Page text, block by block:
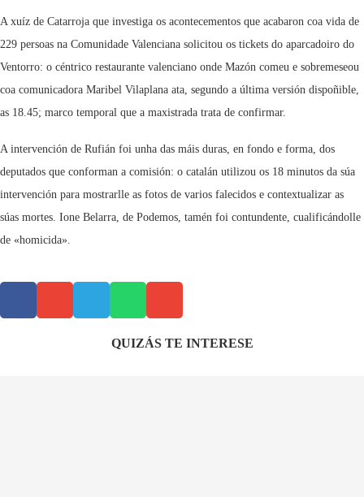
A xuíz de Catarroja que investiga os acontecementos que acabaron coa vida de
229 persoas na Comunidade Valenciana solicitou os tickets do aparcadoiro do
Ventorro: o céntrico restaurante valenciano onde Mazón comeu e sobremeseou
coa comunicadora Maribel Vilaplana ata, segundo a última versión dispoñible,
as 18.45; marco temporal que a maxistrada trata de confirmar.
A intervención de Rufián foi unha das máis duras, en fondo e forma, dos
deputados que conforman a comisión: o catalán utilizou os 18 minutos da súa
intervención para mostrarlle as fotos de varios falecidos e contextualizar as
súas mortes. Ione Belarra, de Podemos, tamén foi contundente, cualificándolle
de «homicida».
QUIZÁS TE INTERESE